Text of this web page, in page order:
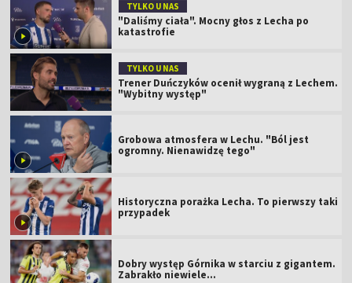
TYLKO U NAS
"Daliśmy ciała". Mocny głos z Lecha po
katastrofie
TYLKO U NAS
Trener Duńczyków ocenił wygraną z Lechem.
"Wybitny występ"
Grobowa atmosfera w Lechu. "Ból jest
ogromny. Nienawidzę tego"
Historyczna porażka Lecha. To pierwszy taki
przypadek
Dobry występ Górnika w starciu z gigantem.
Zabrakło niewiele...